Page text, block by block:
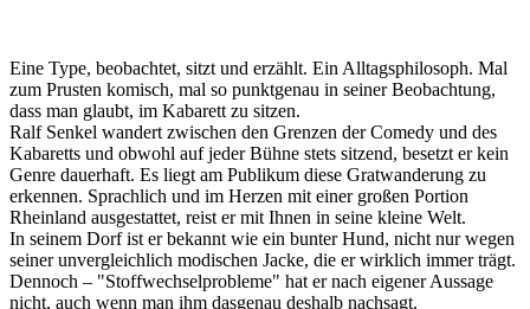
Eine Type, beobachtet, sitzt und erzählt. Ein Alltagsphilosoph. Mal
zum Prusten komisch, mal so punktgenau in seiner Beobachtung,
dass man glaubt, im Kabarett zu sitzen.
Ralf Senkel wandert zwischen den Grenzen der Comedy und des
Kabaretts und obwohl auf jeder Bühne stets sitzend, besetzt er kein
Genre dauerhaft. Es liegt am Publikum diese Gratwanderung zu
erkennen. Sprachlich und im Herzen mit einer großen Portion
Rheinland ausgestattet, reist er mit Ihnen in seine kleine Welt.
In seinem Dorf ist er bekannt wie ein bunter Hund, nicht nur wegen
seiner unvergleichlich modischen Jacke, die er wirklich immer trägt.
Dennoch – "Stoffwechselprobleme" hat er nach eigener Aussage
nicht, auch wenn man ihm dasgenau deshalb nachsagt.